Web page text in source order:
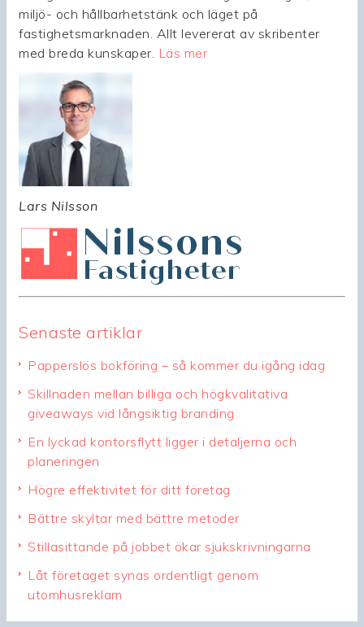
miljö- och hållbarhetstänk och läget på
fastighetsmarknaden. Allt levererat av skribenter
med breda kunskaper. Läs mer
Lars Nilsson
Senaste artiklar
Papperslös bokföring – så kommer du igång idag
Skillnaden mellan billiga och högkvalitativa
giveaways vid långsiktig branding
En lyckad kontorsflytt ligger i detaljerna och
planeringen
Högre effektivitet för ditt företag
Bättre skyltar med bättre metoder
Stillasittande på jobbet ökar sjukskrivningarna
Låt företaget synas ordentligt genom
utomhusreklam